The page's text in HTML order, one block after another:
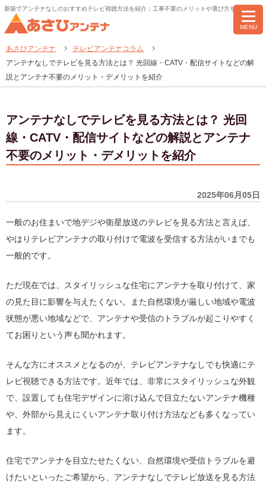
新築でアンテナなしのおすすめテレビ視聴方法を紹介；工事不要のメリットや選び方を紹介
MENU
あさひアンテナ
テレビアンテナコラム
アンテナなしでテレビを見る方法とは？ 光回線・CATV・配信サイトなどの解
説とアンテナ不要のメリット・デメリットを紹介
アンテナなしでテレビを見る方法とは？ 光回
線・CATV・配信サイトなどの解説とアンテナ
不要のメリット・デメリットを紹介
2025年06月05日
一般のお住まいで地デジや衛星放送のテレビを見る方法と言えば、
やはりテレビアンテナの取り付けで電波を受信する方法がいまでも
一般的です。
ただ現在では、スタイリッシュな住宅にアンテナを取り付けて、家
の見た目に影響を与えたくない。また自然環境が厳しい地域や電波
状態が悪い地域などで、アンテナや受信のトラブルが起こりやすく
てお困りという声も聞かれます。
そんな方にオススメとなるのが、テレビアンテナなしでも快適にテ
レビ視聴できる方法です。近年では、非常にスタイリッシュな外観
で、設置しても住宅デザインに溶け込んで目立たないアンテナ機種
や、外部から見えにくいアンテナ取り付け方法なども多くなってい
ます。
住宅でアンテナを目立たせたくない、自然環境や受信トラブルを避
けたいといったご希望から、アンテナなしでテレビ放送を見る方法